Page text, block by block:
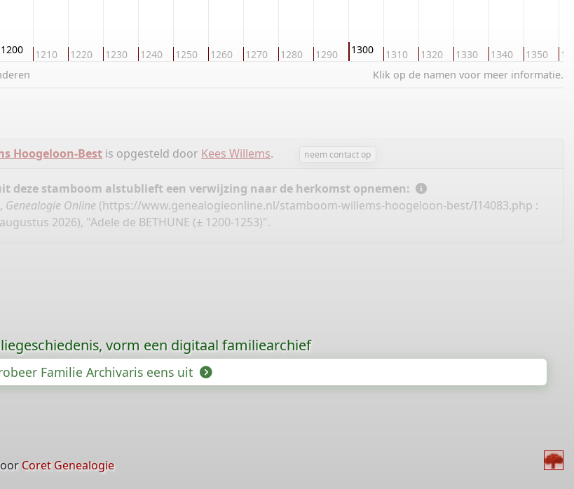
1200 1210 1220 1230 1240 1250 1260 1270 1280 1290 1300 1310 1320 1330 1340 1350
Klik op de namen voor meer informatie.
Hoogeloon-Best is opgesteld door Kees Willems. neem contact op
deze stamboom alstublieft een verwijzing naar de herkomst opnemen:
Genealogie Online (https://www.genealogieonline.nl/stamboom-willems-hoogeloon-best/I14083.php :
2026), "Adele de BETHUNE (± 1200-1253)".
vorm een digitaal familiearchief
Familie Archivaris eens uit
Coret Genealogie